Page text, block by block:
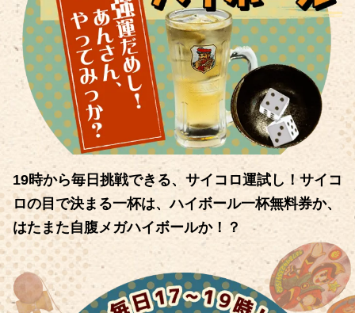
19時から毎日挑戦できる、サイコロ運試し！サイコ
ロの目で決まる一杯は、ハイボール一杯無料券か、
はたまた自腹メガハイボールか！？